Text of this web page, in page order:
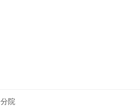
院